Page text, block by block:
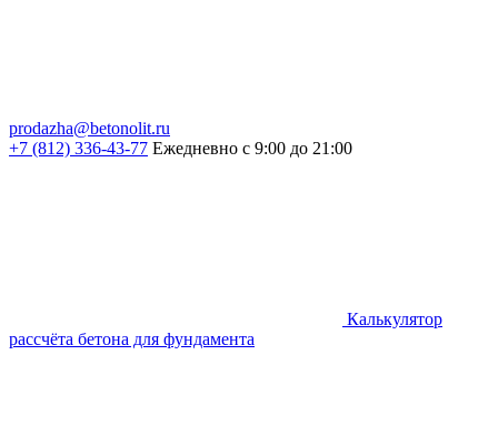
prodazha@betonolit.ru
+7 (812) 336-43-77 Ежедневно с 9:00 до 21:00
Калькулятор
рассчёта бетона для фундамента